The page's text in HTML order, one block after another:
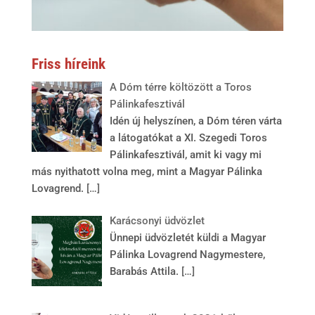
Friss híreink
A Dóm térre költözött a Toros
Pálinkafesztivál
Idén új helyszínen, a Dóm téren várta
a látogatókat a XI. Szegedi Toros
Pálinkafesztivál, amit ki vagy mi
más nyithatott volna meg, mint a Magyar Pálinka
Lovagrend. […]
Karácsonyi üdvözlet
Ünnepi üdvözletét küldi a Magyar
Pálinka Lovagrend Nagymestere,
Barabás Attila. […]